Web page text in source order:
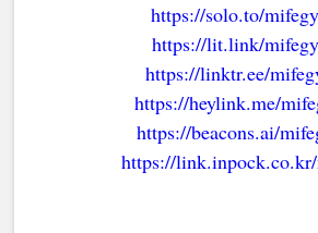
https://solo.to/
https://lit.link/
https://linktr.ee/
https://heylink.me/
https://beacons.ai/
https://